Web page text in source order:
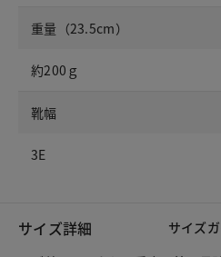
重量（23.5cm）
約200ｇ
靴幅
3E
サイズ詳細 サイズ